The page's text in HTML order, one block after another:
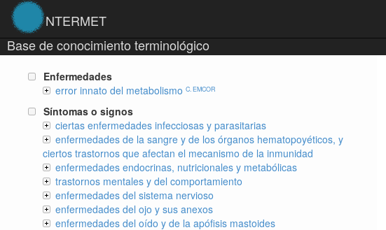
NTERMET
Base de conocimiento terminológico
Enfermedades
error innato del metabolismo C. EMCOR
Síntomas o signos
ciertas enfermedades infecciosas y parasitarias
enfermedades de la sangre y de los órganos hematopoyéticos, y
ciertos trastornos que afectan el mecanismo de la inmunidad
enfermedades endocrinas, nutricionales y metabólicas
trastornos mentales y del comportamiento
enfermedades del sistema nervioso
enfermedades del ojo y sus anexos
enfermedades del oído y de la apófisis mastoides